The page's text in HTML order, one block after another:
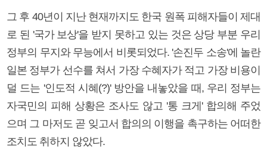
그 후 40년이 지난 현재까지도 한국 원폭 피해자들이 제대
로 된 '국가 보상'을 받지 못하고 있는 것은 상당 부분 우리
정부의 무지와 무능에서 비롯되었다. '손진두 소송'에 놀란
일본 정부가 선수를 쳐서 가장 수혜자가 적고 가장 비용이
덜 드는 '인도적 시혜(?)' 방안을 내놓았을 때, 우리 정부는
자국민의 피해 상황은 조사도 않고 '통 크게' 합의해 주었
으며 그 마저도 곧 잊고서 합의의 이행을 촉구하는 어떠한
조치도 취하지 않았다.